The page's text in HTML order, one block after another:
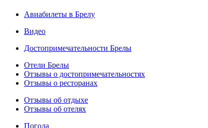
Авиабилеты в Брелу
Видео
Достопримечательности Брелы
Отели Брелы
Отзывы о достопримечательностях
Отзывы о ресторанах
Отзывы об отдыхе
Отзывы об отелях
Погода